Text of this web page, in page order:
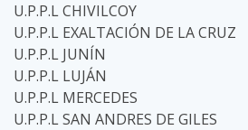
U.P.P.L CHIVILCOY
U.P.P.L EXALTACIÓN DE LA CRUZ
U.P.P.L JUNÍN
U.P.P.L LUJÁN
U.P.P.L MERCEDES
U.P.P.L SAN ANDRES DE GILES